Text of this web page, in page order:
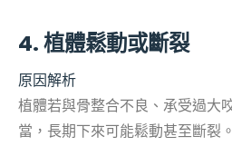
4. 植體鬆動或斷裂
原因解析
植體若與骨整合不良、承受過大
當，長期下來可能鬆動甚至斷裂。